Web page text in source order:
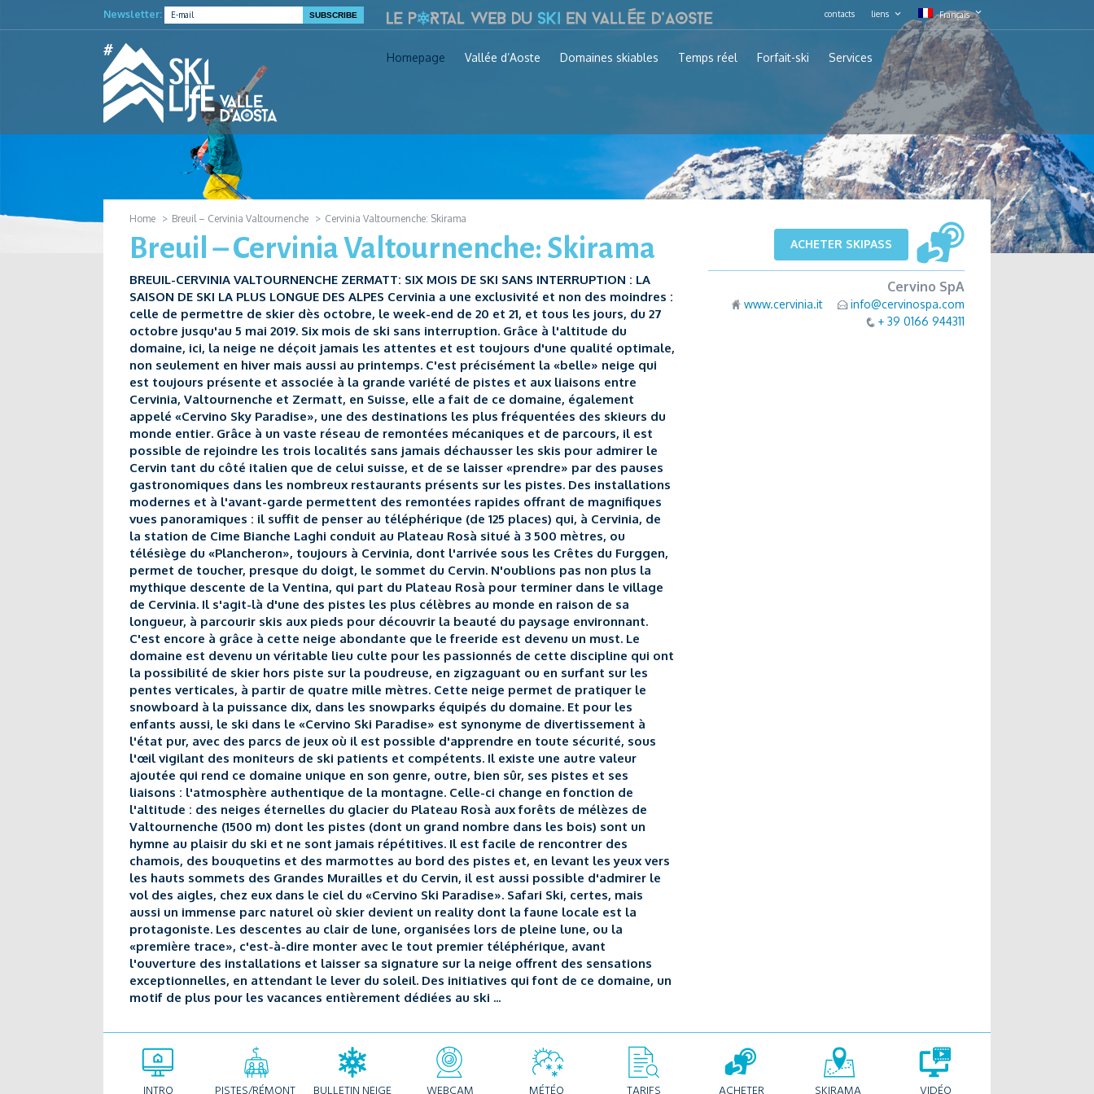
Newsletter: contacts liens Français
Homepage Vallée d’Aoste Domaines skiables Temps réel Forfait-ski Services
Home Breuil – Cervinia Valtournenche Cervinia Valtournenche: Skirama
Breuil – Cervinia Valtournenche: Skirama
BREUIL-CERVINIA VALTOURNENCHE ZERMATT: SIX MOIS DE SKI SANS INTERRUPTION : LA
SAISON DE SKI LA PLUS LONGUE DES ALPES Cervinia a une exclusivité et non des moindres :
celle de permettre de skier dès octobre, le week-end de 20 et 21, et tous les jours, du 27
octobre jusqu'au 5 mai 2019. Six mois de ski sans interruption. Grâce à l'altitude du
domaine, ici, la neige ne déçoit jamais les attentes et est toujours d'une qualité optimale,
non seulement en hiver mais aussi au printemps. C'est précisément la «belle» neige qui
est toujours présente et associée à la grande variété de pistes et aux liaisons entre
Cervinia, Valtournenche et Zermatt, en Suisse, elle a fait de ce domaine, également
appelé «Cervino Sky Paradise», une des destinations les plus fréquentées des skieurs du
monde entier. Grâce à un vaste réseau de remontées mécaniques et de parcours, il est
possible de rejoindre les trois localités sans jamais déchausser les skis pour admirer le
Cervin tant du côté italien que de celui suisse, et de se laisser «prendre» par des pauses
gastronomiques dans les nombreux restaurants présents sur les pistes. Des installations
modernes et à l'avant-garde permettent des remontées rapides offrant de magnifiques
vues panoramiques : il suffit de penser au téléphérique (de 125 places) qui, à Cervinia, de
la station de Cime Bianche Laghi conduit au Plateau Rosà situé à 3 500 mètres, ou
télésiège du «Plancheron», toujours à Cervinia, dont l'arrivée sous les Crêtes du Furggen,
permet de toucher, presque du doigt, le sommet du Cervin. N'oublions pas non plus la
mythique descente de la Ventina, qui part du Plateau Rosà pour terminer dans le village
de Cervinia. Il s'agit-là d'une des pistes les plus célèbres au monde en raison de sa
longueur, à parcourir skis aux pieds pour découvrir la beauté du paysage environnant.
C'est encore à grâce à cette neige abondante que le freeride est devenu un must. Le
domaine est devenu un véritable lieu culte pour les passionnés de cette discipline qui ont
la possibilité de skier hors piste sur la poudreuse, en zigzaguant ou en surfant sur les
pentes verticales, à partir de quatre mille mètres. Cette neige permet de pratiquer le
snowboard à la puissance dix, dans les snowparks équipés du domaine. Et pour les
enfants aussi, le ski dans le «Cervino Ski Paradise» est synonyme de divertissement à
l'état pur, avec des parcs de jeux où il est possible d'apprendre en toute sécurité, sous
l'œil vigilant des moniteurs de ski patients et compétents. Il existe une autre valeur
ajoutée qui rend ce domaine unique en son genre, outre, bien sûr, ses pistes et ses
liaisons : l'atmosphère authentique de la montagne. Celle-ci change en fonction de
l'altitude : des neiges éternelles du glacier du Plateau Rosà aux forêts de mélèzes de
Valtournenche (1500 m) dont les pistes (dont un grand nombre dans les bois) sont un
hymne au plaisir du ski et ne sont jamais répétitives. Il est facile de rencontrer des
chamois, des bouquetins et des marmottes au bord des pistes et, en levant les yeux vers
les hauts sommets des Grandes Murailles et du Cervin, il est aussi possible d'admirer le
vol des aigles, chez eux dans le ciel du «Cervino Ski Paradise». Safari Ski, certes, mais
aussi un immense parc naturel où skier devient un reality dont la faune locale est la
protagoniste. Les descentes au clair de lune, organisées lors de pleine lune, ou la
«première trace», c'est-à-dire monter avec le tout premier téléphérique, avant
l'ouverture des installations et laisser sa signature sur la neige offrent des sensations
exceptionnelles, en attendant le lever du soleil. Des initiatives qui font de ce domaine, un
motif de plus pour les vacances entièrement dédiées au ski ...
ACHETER SKIPASS
Cervino SpA
www.cervinia.it
info@cervinospa.com
+ 39 0166 944311
INTRO PISTES/RÉMONT BULLETIN NEIGE WEBCAM MÉTÉO TARIFS ACHETER SKIRAMA VIDÉO